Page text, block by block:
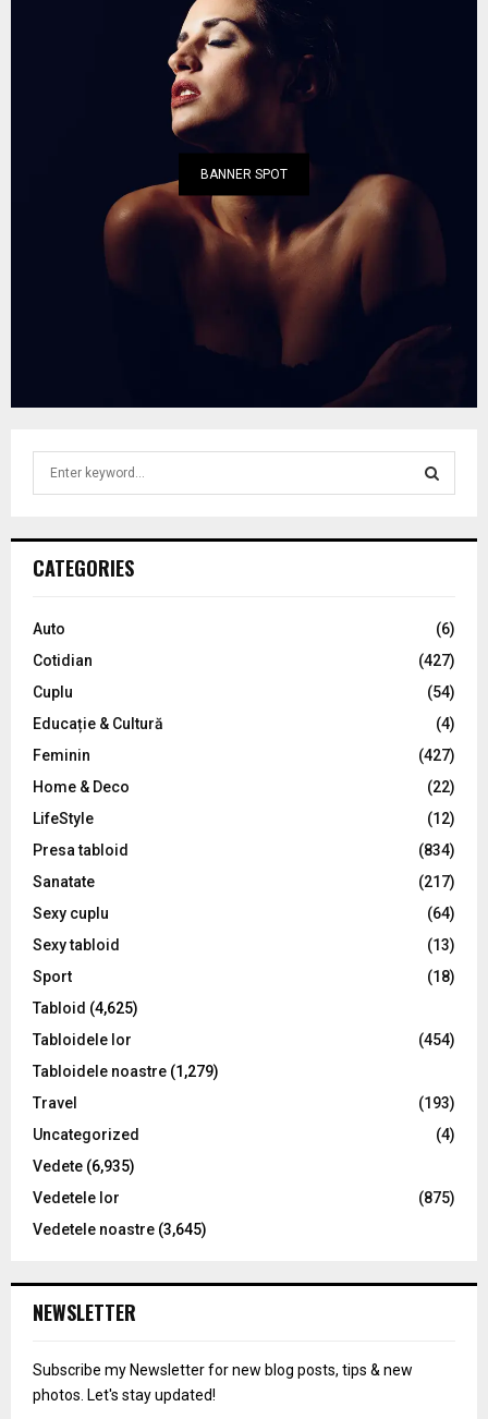
BANNER SPOT
h
o
:
C
CATEGORIES
Auto
(6)
Cotidian
(427)
Cuplu
(54)
Educație & Cultură
(4)
Feminin
(427)
Home & Deco
(22)
LifeStyle
(12)
Presa tabloid
(834)
Sanatate
(217)
Sexy cuplu
(64)
Sexy tabloid
(13)
Sport
(18)
Tabloid (4,625)
Tabloidele lor
(454)
Tabloidele noastre (1,279)
Travel
(193)
Uncategorized
(4)
Vedete (6,935)
Vedetele lor
(875)
Vedetele noastre (3,645)
NEWSLETTER
Subscribe my Newsletter for new blog posts, tips & new
photos. Let's stay updated!